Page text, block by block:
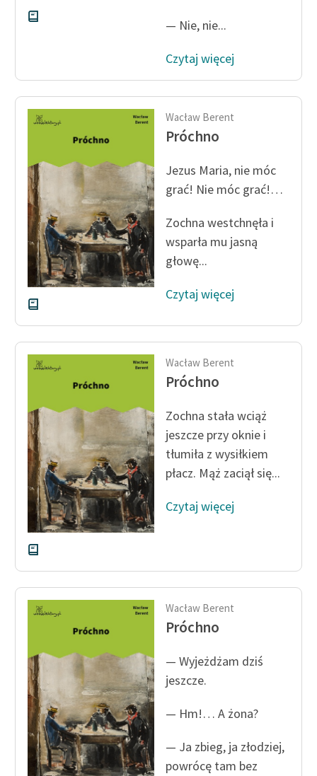
Deklaracja dostępności
— Nie, nie...
Czytaj więcej
Wacław Berent
Próchno
Jezus Maria, nie móc
grać! Nie móc grać!…
Zochna westchnęła i
wsparła mu jasną
głowę...
Czytaj więcej
Wacław Berent
Próchno
Zochna stała wciąż
jeszcze przy oknie i
tłumiła z wy­siłkiem
płacz. Mąż zaciął się...
Czytaj więcej
Wacław Berent
Próchno
— Wyjeżdżam dziś
jeszcze.
— Hm!… A żona?
— Ja zbieg, ja złodziej,
powrócę tam bez